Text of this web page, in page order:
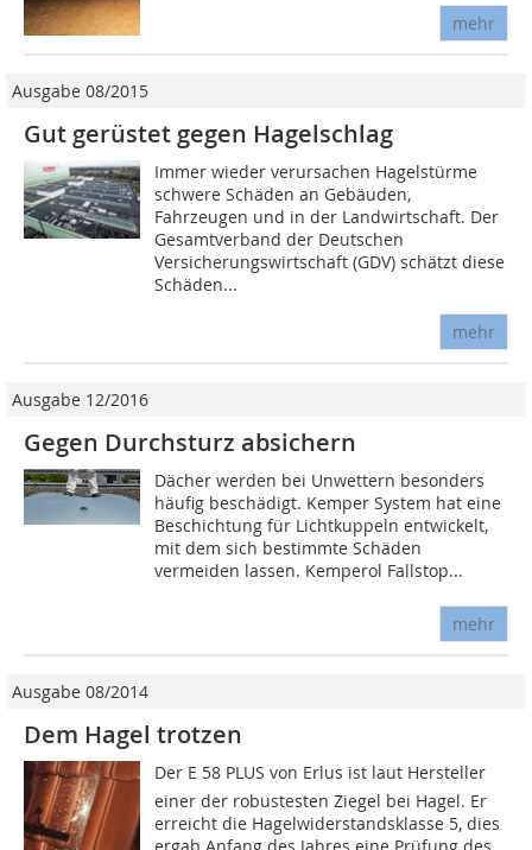
mehr
Ausgabe 08/2015
Gut gerüstet gegen Hagelschlag
Immer wieder verursachen Hagelstürme
schwere Schäden an Gebäuden,
Fahrzeugen und in der Landwirtschaft. Der
Gesamtverband der Deutschen
Versicherungswirtschaft (GDV) schätzt diese
Schäden...
mehr
Ausgabe 12/2016
Gegen Durchsturz absichern
Dächer werden bei Unwettern besonders
häufig beschädigt. Kemper System hat eine
Beschichtung für Lichtkuppeln entwickelt,
mit dem sich bestimmte Schäden
vermeiden lassen. Kemperol Fallstop...
mehr
Ausgabe 08/2014
Dem Hagel trotzen
Der E 58 PLUS von Erlus ist laut Hersteller
einer der robustesten Ziegel bei Hagel. Er
erreicht die Hagelwiderstandsklasse 5, dies